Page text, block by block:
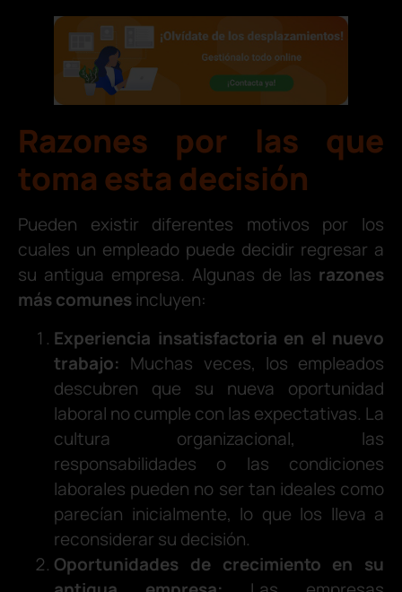
Razones por las que
toma esta decisión
Pueden existir diferentes motivos por los
cuales un empleado puede decidir regresar a
su antigua empresa. Algunas de las razones
más comunesincluyen:
Experiencia insatisfactoria en el nuevo
trabajo: Muchas veces, los empleados
descubren que su nueva oportunidad
laboral no cumple con las expectativas. La
cultura organizacional, las
responsabilidades o las condiciones
laborales pueden no ser tan ideales como
parecían inicialmente, lo que los lleva a
reconsiderar su decisión.
Oportunidades de crecimiento en su